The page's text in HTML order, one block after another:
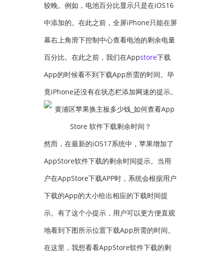
较晚。例如，电池百分比显示只是在iOS16
中添加的。在此之前，全屏iPhone只能在屏
幕右上角滑下控制中心查看电池的剩余电量
百分比。在此之前，我们在Appstore下载
App的时候看不到下载App所需的时间。毕
竟iPhone还没有在状态栏添加网速的提示。
然而，在最新的iOS17系统中，苹果增加了
AppStore软件下载的剩余时间提示。当用
户在AppStore下载APP时，系统会根据用户
下载的App的大小给出相应的下载时间提
示。有了这个小提示，用户可以更方便直观
地看到下图所示位置下载App所需的时间。
在这里，我想看看AppStore软件下载的剩